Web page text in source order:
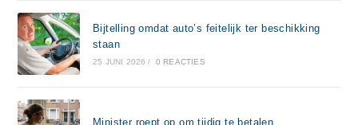
Bijtelling omdat auto’s feitelijk ter beschikking
staan
25 JUNI 2026 / 0 REACTIES
Minister roept op om tijdig te betalen